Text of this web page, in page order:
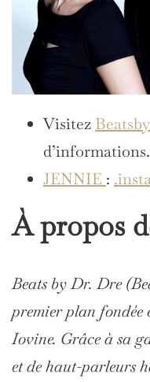
Visitez
d’informations.
JENNIE :
À propos
Beats by Dr. Dre
premier plan fondée
Iovine. Grâce à sa
et de haut-parleurs